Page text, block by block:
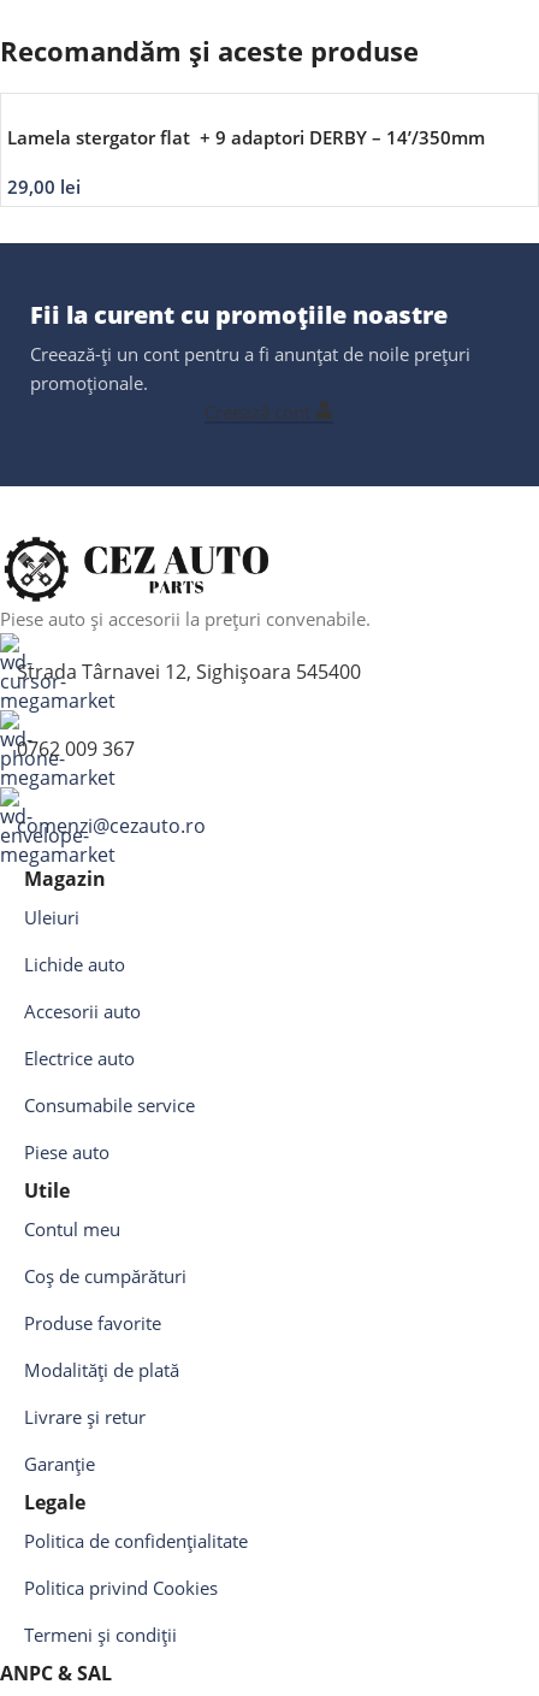
Recomandăm și aceste produse
Lamela stergator flat + 9 adaptori DERBY – 14’/350mm
29,00 lei
Fii la curent cu promoțiile noastre
Creează-ți un cont pentru a fi anunțat de noile prețuri
promoționale.
Creează cont
Piese auto și accesorii la prețuri convenabile.
Strada Târnavei 12, Sighișoara 545400
0762 009 367
comenzi@cezauto.ro
Magazin
Uleiuri
Lichide auto
Accesorii auto
Electrice auto
Consumabile service
Piese auto
Utile
Contul meu
Coș de cumpărături
Produse favorite
Modalități de plată
Livrare și retur
Garanție
Legale
Politica de confidențialitate
Politica privind Cookies
Termeni și condiții
ANPC & SAL